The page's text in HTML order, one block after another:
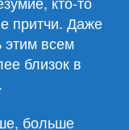
притчи. Даже
этим всем
близок в
больше